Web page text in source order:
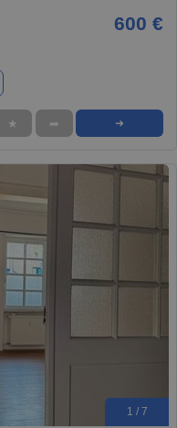
600 €
★ ➦ ➜
1 / 7